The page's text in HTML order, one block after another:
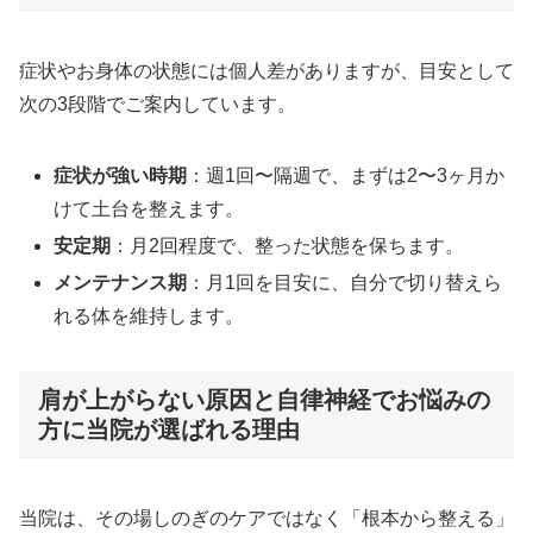
症状やお身体の状態には個人差がありますが、目安として
次の3段階でご案内しています。
症状が強い時期 ：週1回〜隔週で、まずは2〜3ヶ月か
けて土台を整えます。
安定期 ：月2回程度で、整った状態を保ちます。
メンテナンス期 ：月1回を目安に、自分で切り替えら
れる体を維持します。
肩が上がらない原因と自律神経でお悩みの
方に当院が選ばれる理由
当院は、その場しのぎのケアではなく「根本から整える」